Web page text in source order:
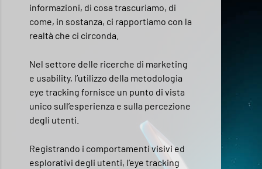
informazioni, di cosa trascuriamo, di
come, in sostanza, ci rapportiamo con la
realtà che ci circonda.
Nel settore delle ricerche di marketing
e usability, l’utilizzo della metodologia
eye tracking fornisce un punto di vista
unico sull’esperienza e sulla percezione
degli utenti.
Registrando i comportamenti visivi ed
esplorativi degli utenti, l’eye tracking